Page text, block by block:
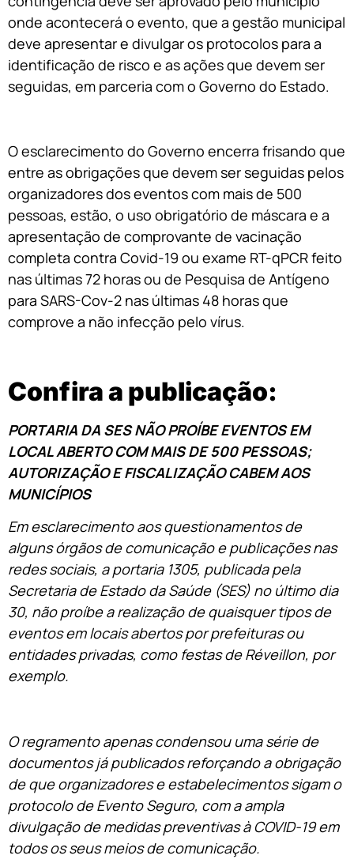
onde acontecerá o evento, que a gestão municipal
deve apresentar e divulgar os protocolos para a
identificação de risco e as ações que devem ser
seguidas, em parceria com o Governo do Estado.
O esclarecimento do Governo encerra frisando que
entre as obrigações que devem ser seguidas pelos
organizadores dos eventos com mais de 500
pessoas, estão, o uso obrigatório de máscara e a
apresentação de comprovante de vacinação
completa contra Covid-19 ou exame RT-qPCR feito
nas últimas 72 horas ou de Pesquisa de Antígeno
para SARS-Cov-2 nas últimas 48 horas que
comprove a não infecção pelo vírus.
Confira a publicação:
PORTARIA DA SES NÃO PROÍBE EVENTOS EM
LOCAL ABERTO COM MAIS DE 500 PESSOAS;
AUTORIZAÇÃO E FISCALIZAÇÃO CABEM AOS
MUNICÍPIOS
Em esclarecimento aos questionamentos de
alguns órgãos de comunicação e publicações nas
redes sociais, a portaria 1305, publicada pela
Secretaria de Estado da Saúde (SES) no último dia
30, não proíbe a realização de quaisquer tipos de
eventos em locais abertos por prefeituras ou
entidades privadas, como festas de Réveillon, por
exemplo.
O regramento apenas condensou uma série de
documentos já publicados reforçando a obrigação
de que organizadores e estabelecimentos sigam o
protocolo de Evento Seguro, com a ampla
divulgação de medidas preventivas à COVID-19 em
todos os seus meios de comunicação.